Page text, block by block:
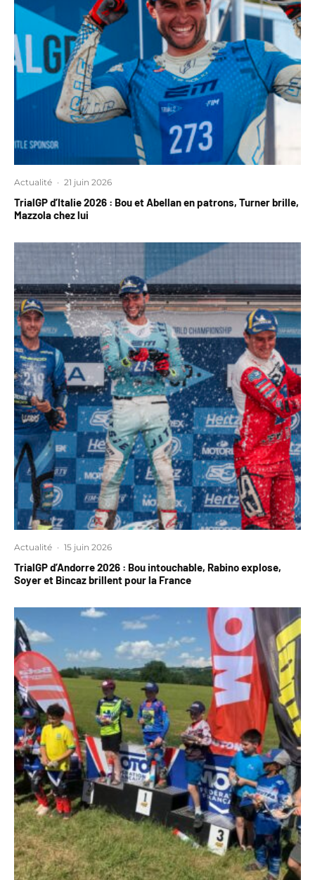
Actualité · 21 juin 2026
TrialGP d’Italie 2026 : Bou et Abellan en patrons, Turner brille,
Mazzola chez lui
Actualité · 15 juin 2026
TrialGP d’Andorre 2026 : Bou intouchable, Rabino explose,
Soyer et Bincaz brillent pour la France